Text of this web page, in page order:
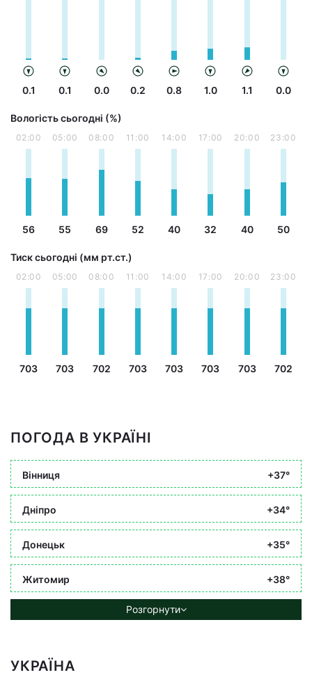
0.1 0.1 0.0 0.2 0.8 1.0 1.1 0.0
Вологість сьогодні (%)
02:00
56
05:00
55
08:00
69
11:00
52
14:00
40
17:00
32
20:00
40
23:00
50
Тиск сьогодні (мм рт.ст.)
02:00
703
05:00
703
08:00
702
11:00
703
14:00
703
17:00
703
20:00
703
23:00
702
ПОГОДА В УКРАЇНІ
Вінниця +37°
Дніпро +34°
Донецьк +35°
Житомир +38°
Розгорнути
УКРАЇНА